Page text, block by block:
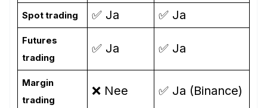
Spot trading ✅ Ja ✅ Ja
Futures
trading
✅ Ja ✅ Ja
Margin
trading
❌ Nee ✅ Ja (Binance)